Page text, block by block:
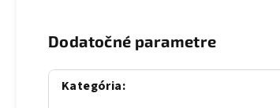
Dodatočné parametre
Kategória: